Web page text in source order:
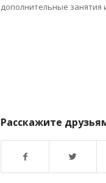
дополнительные занятия
Расскажите